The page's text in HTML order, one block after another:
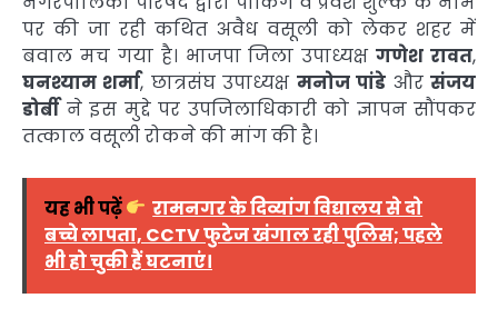
पर की जा रही कथित अवैध वसूली को लेकर शहर में
बवाल मच गया है। भाजपा जिला उपाध्यक्षगणेश रावत,
घनश्याम शर्मा, छात्रसंघ उपाध्यक्ष मनोज पांडे औरसंजय
डोर्बीने इस मुद्दे पर उपजिलाधिकारी को ज्ञापन सौंपकर
तत्काल वसूली रोकने की मांग की है।
यह भी पढ़ें
रामनगर के दिव्यांग विद्यालय से दो
बच्चे लापता, CCTV फुटेज खंगाल रही पुलिस; पहले
भी हो चुकी हैं घटनाएं।